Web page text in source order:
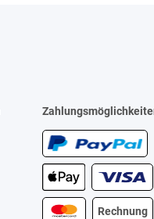
Rechnung